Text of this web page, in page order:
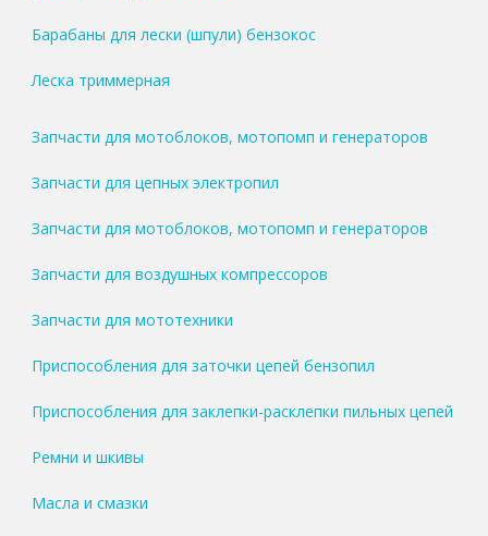
Барабаны для лески (шпули) бензокос
Леска триммерная
Запчасти для мотоблоков, мотопомп и генераторов
Запчасти для цепных электропил
Запчасти для мотоблоков, мотопомп и генераторов
Запчасти для воздушных компрессоров
Запчасти для мототехники
Приспособления для заточки цепей бензопил
Приспособления для заклепки-расклепки пильных цепей
Ремни и шкивы
Масла и смазки